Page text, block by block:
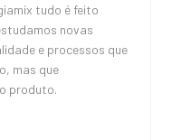
tudo é feito
novas
e processos que
mas que
produto.